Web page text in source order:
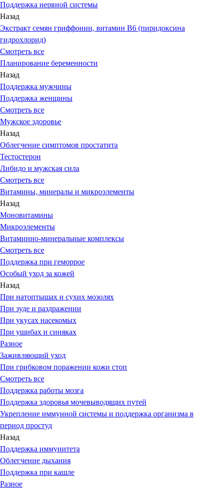
Поддержка нервной системы
Назад
Экстракт семян гриффонии, витамин В6 (пиридоксина
гидрохлорид)
Смотреть все
Планирование беременности
Назад
Поддержка мужчины
Поддержка женщины
Смотреть все
Мужское здоровье
Назад
Облегчение симптомов простатита
Тестостерон
Либидо и мужская сила
Смотреть все
Витамины, минералы и микроэлементы
Назад
Моновитамины
Микроэлементы
Витаминно-минеральные комплексы
Смотреть все
Поддержка при геморрое
Особый уход за кожей
Назад
При натоптышах и сухих мозолях
При зуде и раздражении
При укусах насекомых
При ушибах и синяках
Разное
Заживляющий уход
При грибковом поражении кожи стоп
Смотреть все
Поддержка работы мозга
Поддержка здоровья мочевыводящих путей
Укрепление иммунной системы и поддержка организма в
период простуд
Назад
Поддержка иммунитета
Облегчение дыхания
Поддержка при кашле
Разное